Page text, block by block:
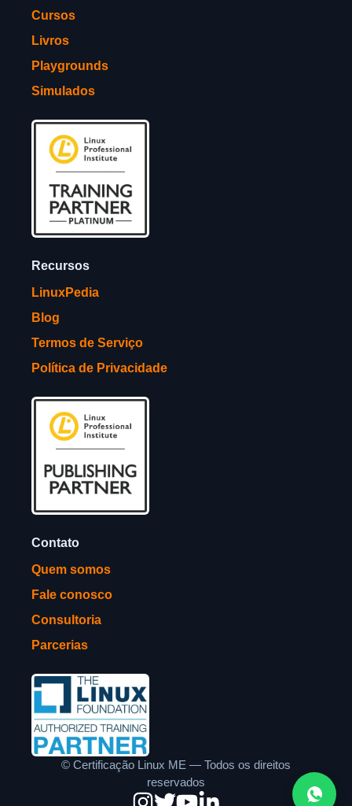
Cursos
Livros
Playgrounds
Simulados
Recursos
LinuxPedia
Blog
Termos de Serviço
Política de Privacidade
Contato
Quem somos
Fale conosco
Consultoria
Parcerias
© Certificação Linux ME — Todos os direitos
reservados